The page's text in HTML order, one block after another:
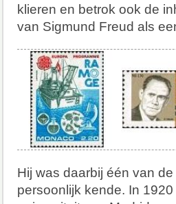
klieren en betrok ook de
van Sigmund Freud als
Hij was daarbij één van
persoonlijk kende. In